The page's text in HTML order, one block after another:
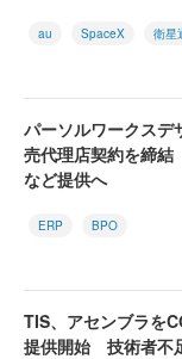
au SpaceX 衛星
パーソルワークスデ
売代理店契約を締
など提供へ
ERP BPO
TIS、アセンブラを
提供開始 技術者不